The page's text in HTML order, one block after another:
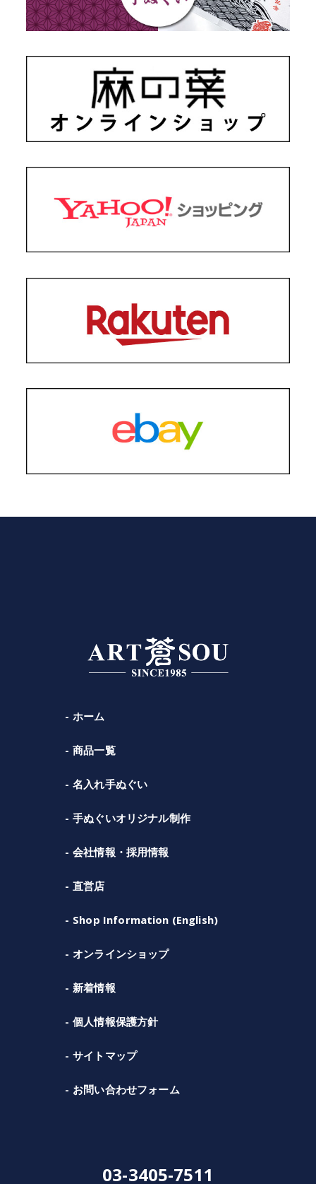
ホーム
商品一覧
名入れ手ぬぐい
手ぬぐいオリジナル制作
会社情報・採用情報
直営店
Shop Information (English)
オンラインショップ
新着情報
個人情報保護方針
サイトマップ
お問い合わせフォーム
03-3405-7511